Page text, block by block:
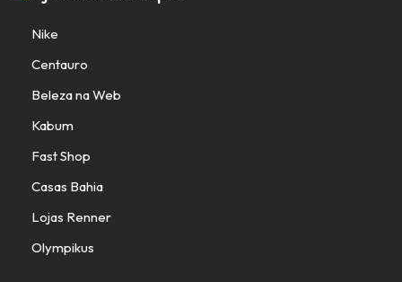
Nike
Centauro
Beleza na Web
Kabum
Fast Shop
Casas Bahia
Lojas Renner
Olympikus